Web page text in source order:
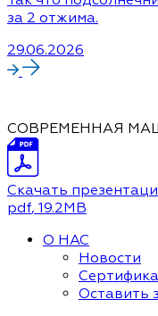
за 2 отжима.
29.06.2026
СОВРЕМЕННАЯ
Скачать
pdf, 19.2MB
О НАС
Новости
Оставить